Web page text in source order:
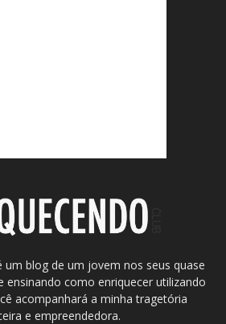
um blog de um jovem nos seus quase
ensinando como enriquecer utilizando
acompanhará a minha tragetória
e empreendedora.